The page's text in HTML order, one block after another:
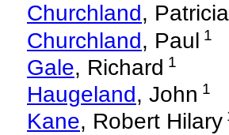
Churchland, Patricia
Churchland, Paul 1
Gale, Richard 1
Haugeland, John 1
Kane, Robert Hilary